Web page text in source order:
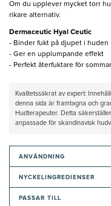
Om du upplever mycket torr
rikare alternativ.
Dermaceutic Hyal Ceutic
- Binder fukt på djupet i huden
- Ger en upplumpande effekt
- Perfekt återfuktare för
Kvalitetssäkrat av expert:
denna sida är framtagna och
Hudterapeuter. Detta
anpassade för skandinavisk
ANVÄNDNING
NYCKELINGREDIENSER
PASSAR TILL